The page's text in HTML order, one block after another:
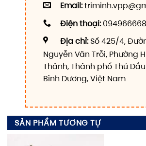
Email:
Điện thoại:
Địa chỉ:Số 425/4,
Nguyễn Văn Trỗi, Phường
Thành, Thành phố Thủ
Bình Dương, Việt Nam
SẢN PHẨM TƯƠNG TỰ